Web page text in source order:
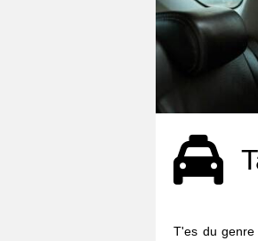
T'es du